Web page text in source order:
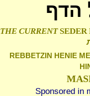
הדף
THE CURRENTSEDER
REBBETZIN HENIE